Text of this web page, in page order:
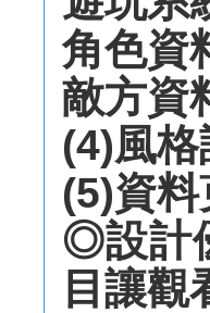
角色資
敵方資
(4)風
(5)資
◎設計
目讓觀